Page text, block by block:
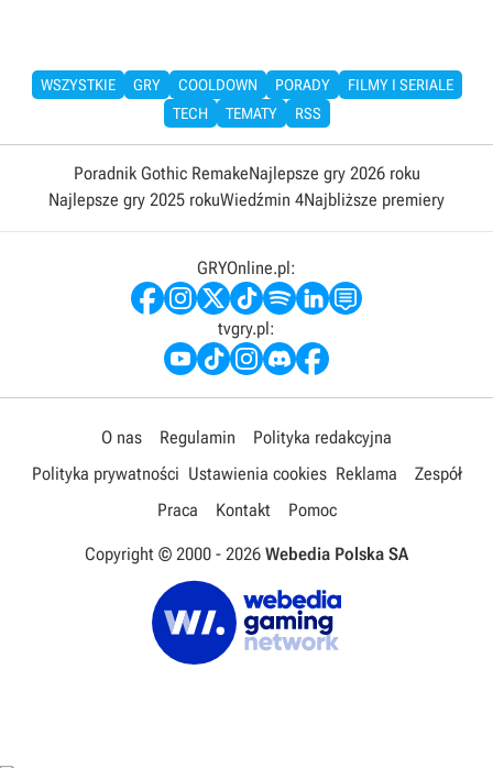
WSZYSTKIE GRY COOLDOWN PORADY
FILMY I SERIALE
TECH
TEMATY RSS
Poradnik Gothic RemakeNajlepsze gry 2026 roku
Najlepsze gry 2025 rokuWiedźmin 4Najbliższe premiery
GRYOnline.pl:
tvgry.pl:
O nas Regulamin
Polityka redakcyjna
Polityka prywatności Ustawienia cookies Reklama
Zespół
Praca
Kontakt Pomoc
Copyright © 2000 - 2026 Webedia Polska SA